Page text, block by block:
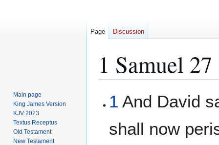
1 Samuel 27
toto
1 And David
shall now
Page Discussion
Main page
King James Version
KJV 2023
Textus Receptus
Old Testament
New Testament